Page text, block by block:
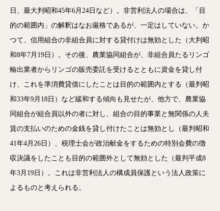
日、最大判昭和45年6月24日など）。非営利法人の場合は、「目
的の範囲内」の解釈はなお厳格であるが、一定はしていない。か
つて、信用組合の非組合員に対する貸付けは無効とした（大判昭
和8年7月19日）。その後、農業協同組合が、非組合員たるリンゴ
輸出業者からリンゴの販売委託を受けるとともに資金を貸し付
け、これを準消費貸借にしたことは目的の範囲内とする（最判昭
和33年9月18日）など緩和する傾向も見せたが、他方で、農業協
同組合が組合員以外の者に対し、組合の目的事業と無関係の人夫
賃の支払いのための金銭を貸し付けたことは無効とし（最判昭和
41年4月26日）、税理士会が政治献金をするための特別会費の徴
収決議をしたことも目的の範囲外として無効とした（最判平成8
年3月19日）。これは非営利法人の構成員保護という法人政策に
よるものと考えられる。